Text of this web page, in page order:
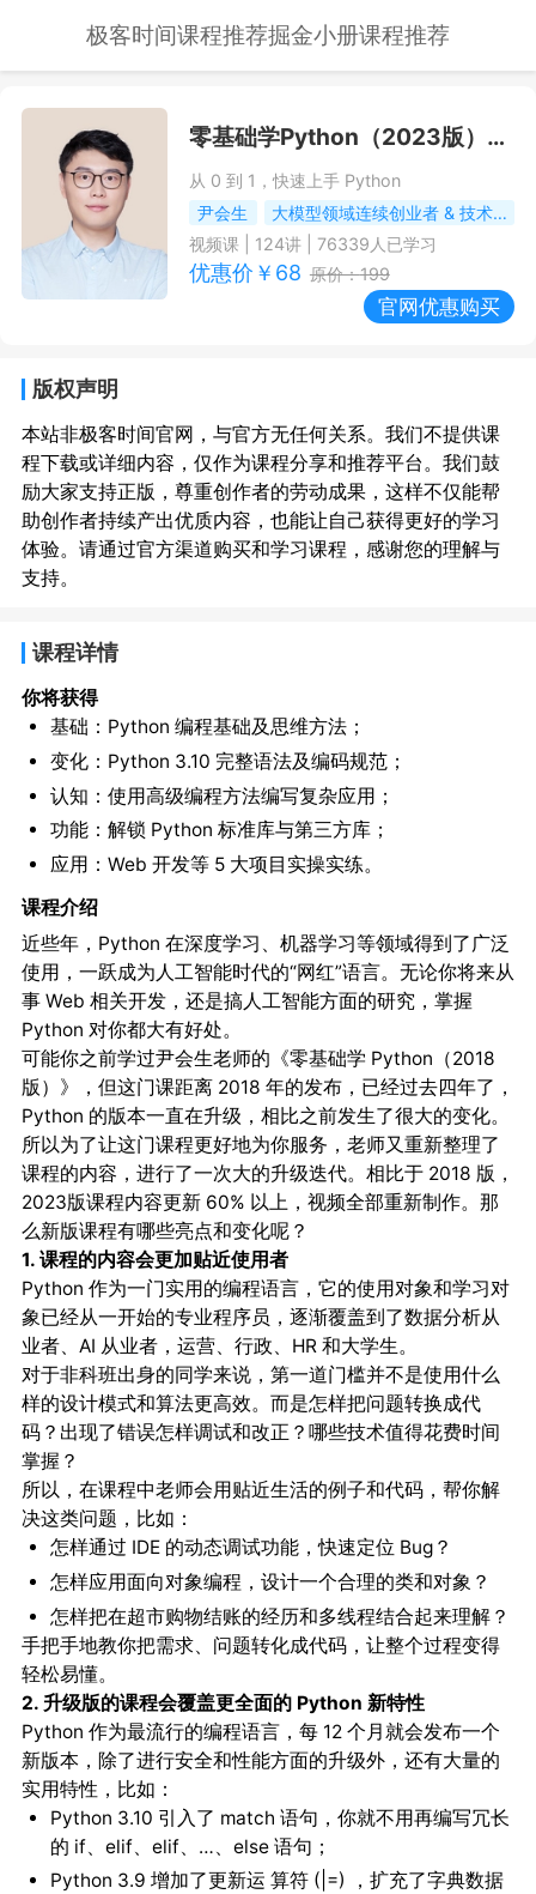
极客时间课程推荐掘金小册课程推荐
零基础学Python（2023版）
--极
从 0 到 1，快速上手 Python
尹会生
大模型领域连续创业者 & 技术战略专家
视频课| 124讲 | 76339 人已学习
优惠价￥ 68 原价：199
官网优惠购买
版权声明
本站非极客时间官网，与官方无任何关系。我们不提供课
程下载或详细内容，仅作为课程分享和推荐平台。我们鼓
励大家支持正版，尊重创作者的劳动成果，这样不仅能帮
助创作者持续产出优质内容，也能让自己获得更好的学习
体验。请通过官方渠道购买和学习课程，感谢您的理解与
支持。
课程详情
你将获得
基础：Python 编程基础及思维方法；
变化：Python 3.10 完整语法及编码规范；
认知：使用高级编程方法编写复杂应用；
功能：解锁 Python 标准库与第三方库；
应用：Web 开发等 5 大项目实操实练。
课程介绍
近些年，Python 在深度学习、机器学习等领域得到了广泛
使用，一跃成为人工智能时代的“网红”语言。无论你将来从
事 Web 相关开发，还是搞人工智能方面的研究，掌握
Python 对你都大有好处。
可能你之前学过尹会生老师的《零基础学 Python（2018
版）》，但这门课距离 2018 年的发布，已经过去四年了，
Python 的版本一直在升级，相比之前发生了很大的变化。
所以为了让这门课程更好地为你服务，老师又重新整理了
课程的内容，进行了一次大的升级迭代。相比于 2018 版，
2023版课程内容更新 60% 以上，视频全部重新制作。那
么新版课程有哪些亮点和变化呢？
1. 课程的内容会更加贴近使用者
Python 作为一门实用的编程语言，它的使用对象和学习对
象已经从一开始的专业程序员，逐渐覆盖到了数据分析从
业者、AI 从业者，运营、行政、HR 和大学生。
对于非科班出身的同学来说，第一道门槛并不是使用什么
样的设计模式和算法更高效。而是怎样把问题转换成代
码？出现了错误怎样调试和改正？哪些技术值得花费时间
掌握？
所以，在课程中老师会用贴近生活的例子和代码，帮你解
决这类问题，比如：
怎样通过 IDE 的动态调试功能，快速定位 Bug？
怎样应用面向对象编程，设计一个合理的类和对象？
怎样把在超市购物结账的经历和多线程结合起来理解？
手把手地教你把需求、问题转化成代码，让整个过程变得
轻松易懂。
2. 升级版的课程会覆盖更全面的 Python 新特性
Python 作为最流行的编程语言，每 12 个月就会发布一个
新版本，除了进行安全和性能方面的升级外，还有大量的
实用特性，比如：
Python 3.10 引入了 match 语句，你就不用再编写冗长
的 if、elif、elif、…、else 语句；
Python 3.9 增加了更新运 算符 (|=) ，扩充了字典数据